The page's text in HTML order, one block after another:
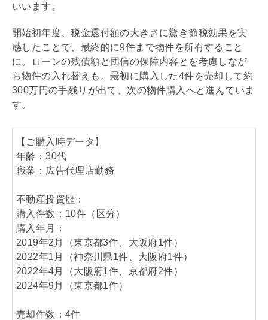
いいます。
開始初年度、税金還付額の大きさに驚き節税効果を実
感したことで、最終的に9件まで物件を所有すること
に。ローンの残債額と 団信の保障内容とを考慮しなが
ら物件の入れ替えも。最初に購入した4件を売却して約
300万円の手残りが出て、次の物件購入へと進んでいま
す。
【ご購入時データ】
年齢：30代
職業：広告代理店勤務
不動産投資歴：
購入件数：10件（区分）
購入年月：
2019年2月（東京都3件、大阪府1件）
2022年1月（神奈川県1件、大阪府1件）
2022年4月（大阪府1件、京都府2件）
2024年9月（東京都1件）
売却件数：4件